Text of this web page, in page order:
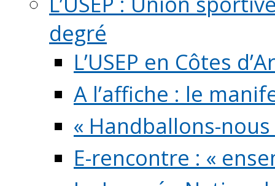
degré
L’USEP en Côtes
A l’affiche : le
« Handballons-
E-rencontre : «